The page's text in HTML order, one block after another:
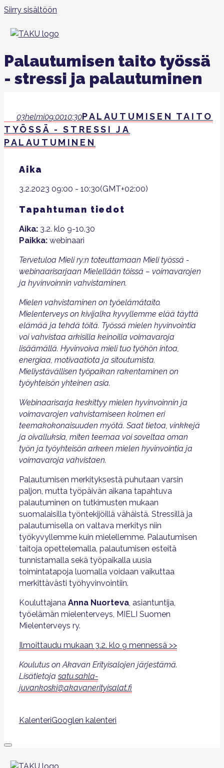
Siirry sisältöön
Palautumisen taito työssä
- stressi ja palautuminen
03helmi09:0010:30PALAUTUMISEN TAITO
TYÖSSÄ - STRESSI JA
PALAUTUMINEN
Aika
3.2.2023 09:00 - 10:30(GMT+02:00)
Tapahtuman tiedot
Aika: 3.2. klo 9-10.30
Paikka: webinaari
Tervetuloa Mieli ry:n toteuttamaan Mieli työssä -
webinaarisarjaan Mielellään töissä – voimavarojen
ja hyvinvoinnin vahvistaminen.
Mielen vahvistaminen on työelämätaito.
Mielenterveys on kivijalka kyvyllemme elää täyttä
elämää ja tehdä töitä. Työssä mielen hyvinvointia
voi vahvistaa arkisilla keinoilla voimavaroja
lisäämällä. Hyvinvoiva mieli tuo työhön intoa,
energiaa, motivaatiota ja sitoutumista.
Mieliystävällisen työpaikan rakentaminen on
työyhteisön yhteinen asia. ​
Webinaarisarja keskittyy mielen hyvinvoinnin ja
voimavarojen vahvistamiseen kolmen eri
teemakokonaisuuden myötä. Saat tietoa, vinkkejä
ja oivalluksia, miten teemaa voi soveltaa oman
työn ja työyhteisön arkeen mielen hyvinvointia ja
voimavaroja vahvistaen.
Palautumisen merkityksestä puhutaan varsin
paljon, mutta työpäivän aikana tapahtuva
palautuminen on tutkimusten mukaan
suomalaisilla työntekijöillä vähäistä. Stressillä ja
palautumisella on valtava merkitys niin
työkyvyllemme kuin mielellemme. Palautumisen
taitoja opettelemalla, palautumisen esteitä
tunnistamalla sekä työpaikalla uusia
toimintatapoja luomalla voidaan vaikuttaa
merkittävästi työhyvinvointiin.
Kouluttajana Anna Nuorteva, asiantuntija,
työelämän mielenterveys, MIELI Suomen
Mielenterveys ry.
Ilmoittaudu mukaan 3.2. klo 9 mennessä >>
Koulutus on Akavan Erityisalojen järjestämä.
Lisätietojasatu.sahla-
juvankoski@akavanerityisalat.fi
KalenteriGooglen kalenteri